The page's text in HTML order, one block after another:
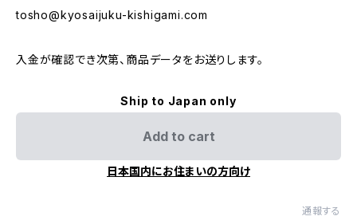
tosho@kyosaijuku-kishigami.com
入金が確認でき次第、商品データをお送りします。
Ship to Japan only
Add to cart
日本国内にお住まいの方向け
通報する